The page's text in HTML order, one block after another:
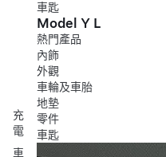
充
電
車
車匙
Model Y L
熱門產品
內飾
外觀
車輪及車胎
地墊
零件
車匙